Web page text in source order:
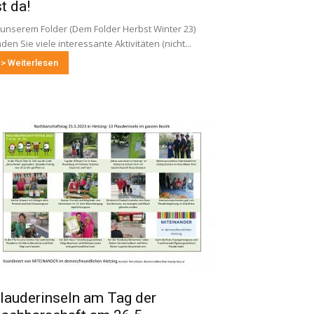
da!
Folder (Dem Folder Herbst Winter 23)
Sie viele interessante Aktivitäten (nicht...
> Weiterlesen
am Tag der